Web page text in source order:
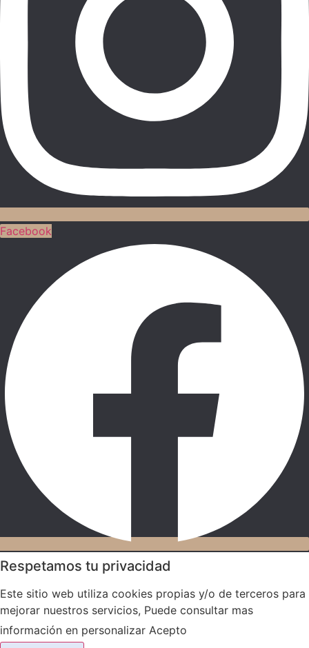
Facebook
Respetamos tu privacidad
Este sitio web utiliza cookies propias y/o de terceros para
mejorar nuestros servicios, Puede consultar mas
información en personalizar Acepto